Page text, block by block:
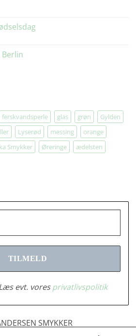
ferskvandsperle glas grøn
Gylden
Lyserød messing
orange
Smykker Øreringe ædelsten
evt. voresprivatlivspolitik
SMYKKER